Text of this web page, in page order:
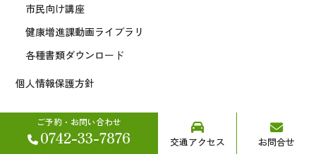
市民向け講座
健康増進課動画ライブラリ
各種書類ダウンロード
個人情報保護方針
ご予約・お問い合わせ
0742-33-7876 交通アクセス お問合せ